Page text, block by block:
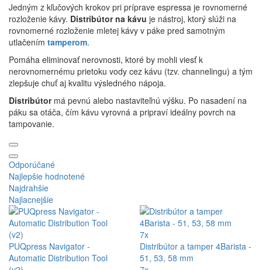
Jedným z kľučových krokov pri príprave espressa je rovnomerné
rozloženie kávy. Distribútor na kávu je nástroj, ktorý slúži na
rovnomerné rozloženie mletej kávy v páke pred samotným
utlačením tamperom.
Pomáha eliminovať nerovnosti, ktoré by mohli viesť k
nerovnomernému prietoku vody cez kávu (tzv. channelingu) a tým
zlepšuje chuť aj kvalitu výsledného nápoja.
Distribútormá pevnú alebo nastaviteľnú výšku. Po nasadení na
páku sa otáča, čím kávu vyrovná a pripraví ideálny povrch na
tampovanie.
Odporúčané
Najlepšie hodnotené
Najdrahšie
Najlacnejšie
PUQpress Navigator -
Automatic Distribution Tool
7x
Distribútor a tamper 4Barista -
51, 53, 58 mm